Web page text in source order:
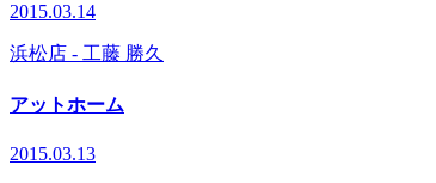
2015.03.14
浜松店 - 工藤 勝久
アットホーム
2015.03.13